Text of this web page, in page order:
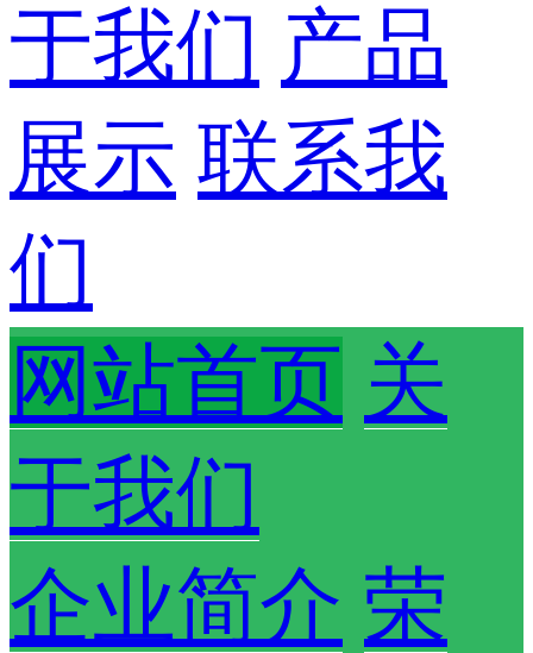
于我们 产品
展示 联系我
们
网站首页 关
于我们
企业简介 荣